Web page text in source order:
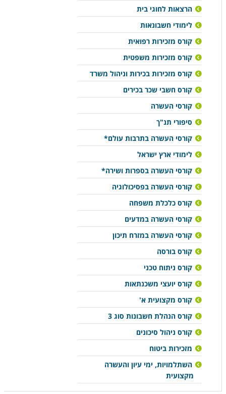
הרצאות לחוגי בית
לימודי חשבונאות
קורס מזכירות רפואית
קורס מזכירות משפטית
קורס מזכירות בכירות וניהול משרד
קורס חשבי שכר בכירים
קורסי העשרה
סיפורי תנ"ך
קורסי העשרה בתרבות עולם*
לימודי ארץ ישראל
קורסי העשרה בספרות ושירה*
קורסי העשרה בפסיכולוגיה
קורס כלכלת משפחה
קורסי העשרה במדעים
קורסי העשרה במזרח תיכון
קורס בורסה
קורס ניתוח טכני
קורס יועצי משכנתאות
קורס מקצועית א'
קורס הנהלת חשבונות סוג 3
קורס ניהול סיכונים
מזכירות ביטוח
השתלמויות, ימי עיון והעשרה
מקצועית